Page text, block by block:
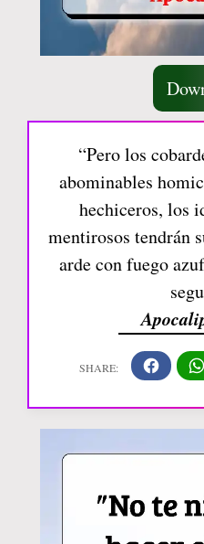
“Pero los
abominables
hechiceros, los
mentirosos tendrán
arde con fuego